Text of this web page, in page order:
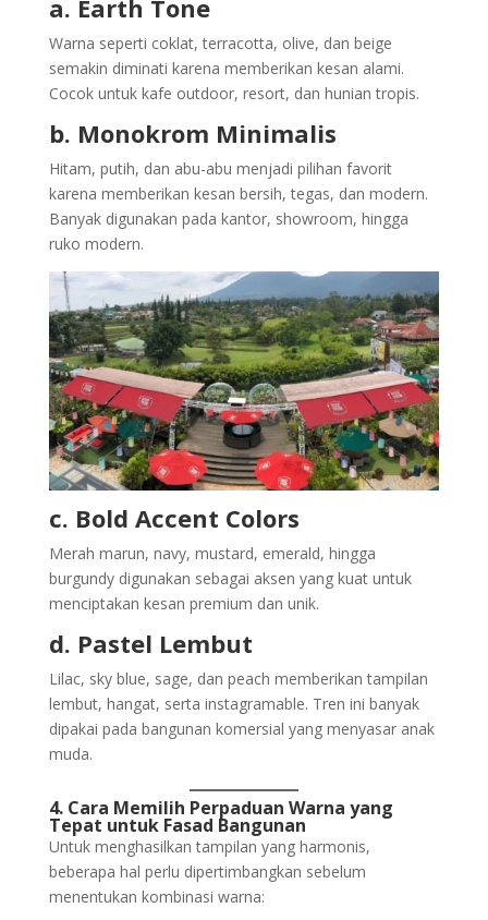
a. Earth Tone
Warna seperti coklat, terracotta, olive, dan beige
semakin diminati karena memberikan kesan alami.
Cocok untuk kafe outdoor, resort, dan hunian tropis.
b. Monokrom Minimalis
Hitam, putih, dan abu-abu menjadi pilihan favorit
karena memberikan kesan bersih, tegas, dan modern.
Banyak digunakan pada kantor, showroom, hingga
ruko modern.
c. Bold Accent Colors
Merah marun, navy, mustard, emerald, hingga
burgundy digunakan sebagai aksen yang kuat untuk
menciptakan kesan premium dan unik.
d. Pastel Lembut
Lilac, sky blue, sage, dan peach memberikan tampilan
lembut, hangat, serta instagramable. Tren ini banyak
dipakai pada bangunan komersial yang menyasar anak
muda.
4. Cara Memilih Perpaduan Warna yang
Tepat untuk Fasad Bangunan
Untuk menghasilkan tampilan yang harmonis,
beberapa hal perlu dipertimbangkan sebelum
menentukan kombinasi warna: